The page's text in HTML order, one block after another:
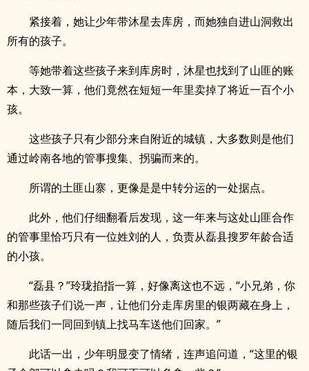
紧接着，她让少年带沐星去库房，而她独自进山洞救出
所有的孩子。
等她带着这些孩子来到库房时，沐星也找到了山匪的账
本，大致一算，他们竟然在短短一年里卖掉了将近一百个小
孩。
这些孩子只有少部分来自附近的城镇，大多数则是他们
通过岭南各地的管事搜集、拐骗而来的。
所谓的土匪山寨，更像是是中转分运的一处据点。
此外，他们仔细翻看后发现，这一年来与这处山匪合作
的管事里恰巧只有一位姓刘的人，负责从磊县搜罗年龄合适
的小孩。
“磊县？”玲珑掐指一算，好像离这也不远，“小兄弟，你
和那些孩子们说一声，让他们分走库房里的银两藏在身上，
随后我们一同回到镇上找马车送他们回家。”
此话一出，少年明显变了情绪，连声追问道，“这里的银